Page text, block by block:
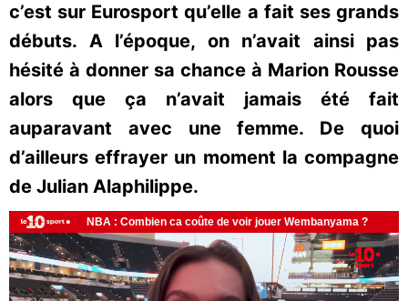
c’est sur Eurosport qu’elle a fait ses grands
débuts. A l’époque, on n’avait ainsi pas
hésité à donner sa chance à Marion Rousse
alors que ça n’avait jamais été fait
auparavant avec une femme. De quoi
d’ailleurs effrayer un moment la compagne
de Julian Alaphilippe.